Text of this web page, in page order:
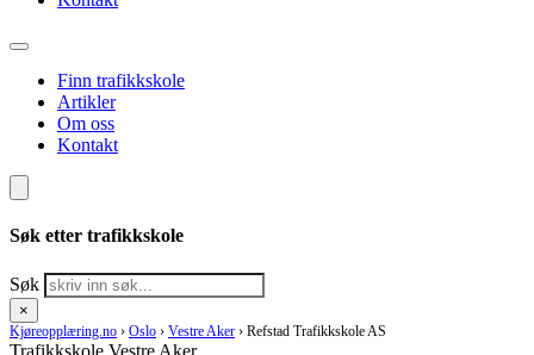
Finn trafikkskole
Artikler
Om oss
Kontakt
Søk etter trafikkskole
Søk
×
Kjøreopplæring.no › Oslo › Vestre Aker › Refstad Trafikkskole AS
Trafikkskole Vestre Aker